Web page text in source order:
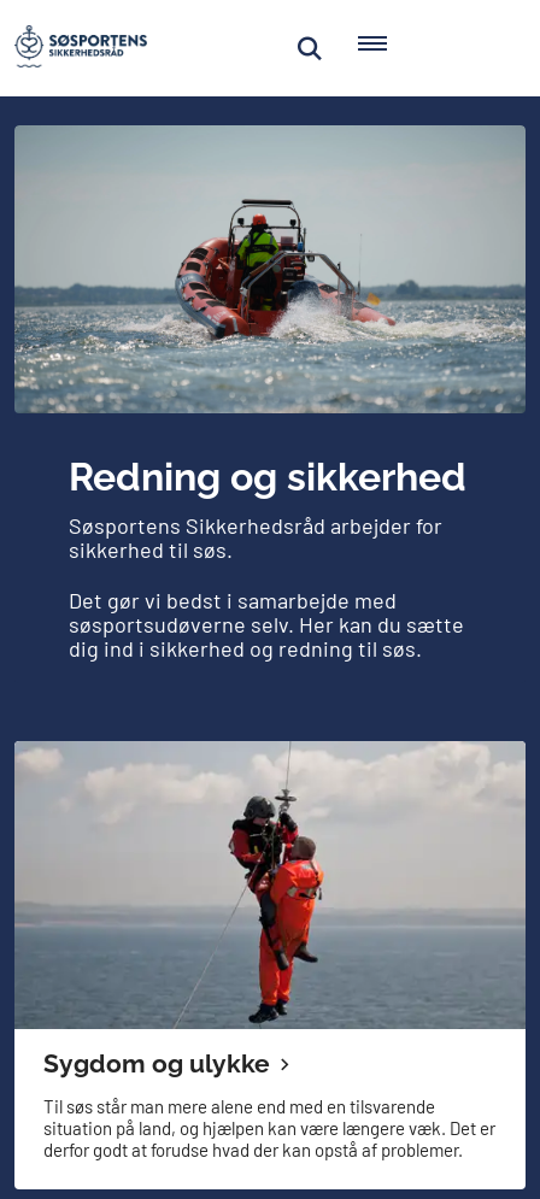
Redning og sikkerhed
Søsportens Sikkerhedsråd arbejder for
sikkerhed til søs.
Det gør vi bedst i samarbejde med
søsportsudøverne selv. Her kan du sætte
dig ind i sikkerhed og redning til søs.
Sygdom og ulykke
​Til søs står man mere alene end med en tilsvarende
situation på land, og hjælpen kan være længere væk. Det er
derfor godt at forudse hvad der kan opstå af problemer.